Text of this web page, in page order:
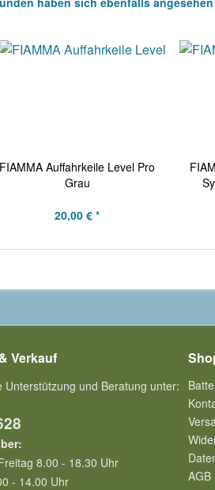
FIAMMA Auffahrkeile Level Pro
Grau
20,00 € *
Verkauf
Unterstützung und Beratung unter:
8.00 - 18.30 Uhr
- 14.00 Uhr
AGB